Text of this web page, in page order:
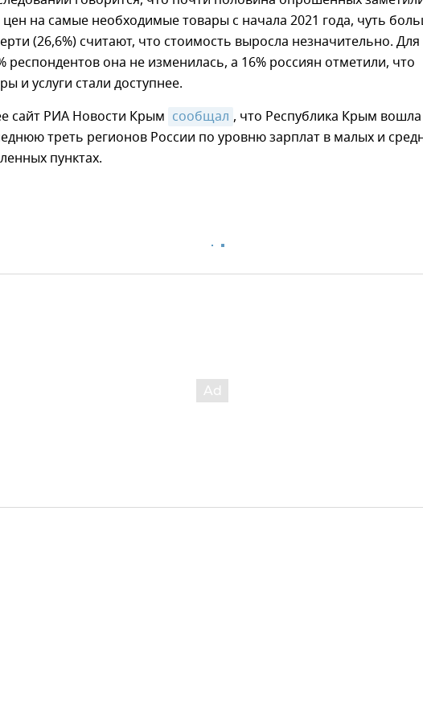
цен на самые необходимые товары с начала 2021 года, чуть
(26,6%) считают, что стоимость выросла незначительно. Для
респондентов она не изменилась, а 16% россиян отметили, что
и услуги стали доступнее.
сайт РИА Новости Крым сообщал , что Республика Крым
треть регионов России по уровню зарплат в малых и
пунктах.